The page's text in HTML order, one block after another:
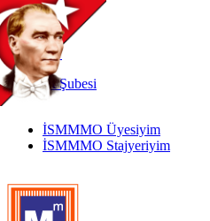
TR
|
EN
İnternetŞubesi
İSMMMO Üyesiyim
İSMMMO Stajyeriyim